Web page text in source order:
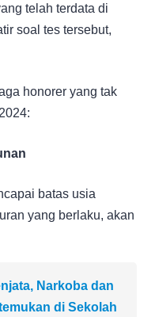
telah terdata di
soal tes tersebut,
honorer yang tak
batas usia
yang berlaku, akan
Narkoba dan
di Sekolah